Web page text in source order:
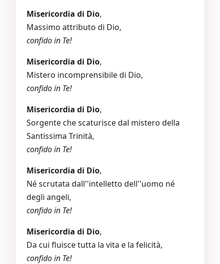
Misericordia di Dio,
Massimo attributo di Dio,
confido in Te!
Misericordia di Dio,
Mistero incomprensibile di Dio,
confido in Te!
Misericordia di Dio,
Sorgente che scaturisce dal mistero della
Santissima Trinità,
confido in Te!
Misericordia di Dio,
Né scrutata dall''intelletto dell''uomo né
degli angeli,
confido in Te!
Misericordia di Dio,
Da cui fluisce tutta la vita e la felicità,
confido in Te!